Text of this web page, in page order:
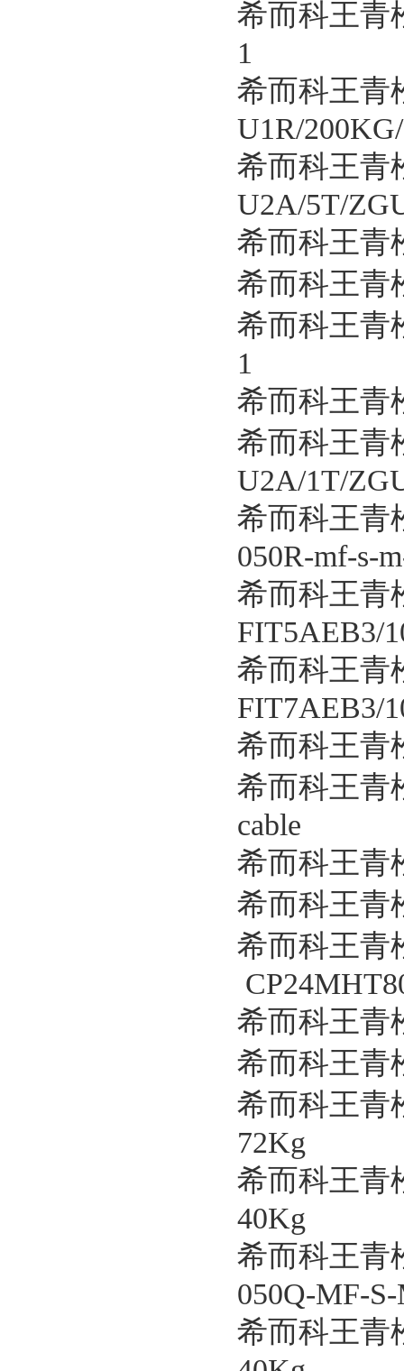
希而科王
1
希而科王
U1R/
希而科王
U2A/5T/
希而科王
希而科王
希而科王
1
希而科王
希而科王
U2A/1T/
希而科王
050R-mf-s-
希而科王
FIT5AEB3/
希而科王
FIT7AEB3/
希而科王
希而科王
cable
希而科王
希而科王
希而科王
希而科王
希而科王
希而科王
72Kg
希而科王
40Kg
希而科王
050Q-MF-
希而科王